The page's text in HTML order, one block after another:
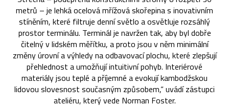
metrů – je lehká ocelová mřížová skořepina s inovativním
stíněním, které filtruje denní světlo a osvětluje rozsáhlý
prostor terminálu. Terminál je navržen tak, aby byl dobře
čitelný v lidském měřítku, a proto jsou v něm minimální
změny úrovní a výhledy na odbavovací plochu, které zlepšují
přehlednost a umožňují intuitivní pohyb. Interiérové
materiály jsou teplé a příjemné a evokují kambodžskou
lidovou slovesnost současným způsobem,“ uvádí zástupci
ateliéru, který vede Norman Foster.